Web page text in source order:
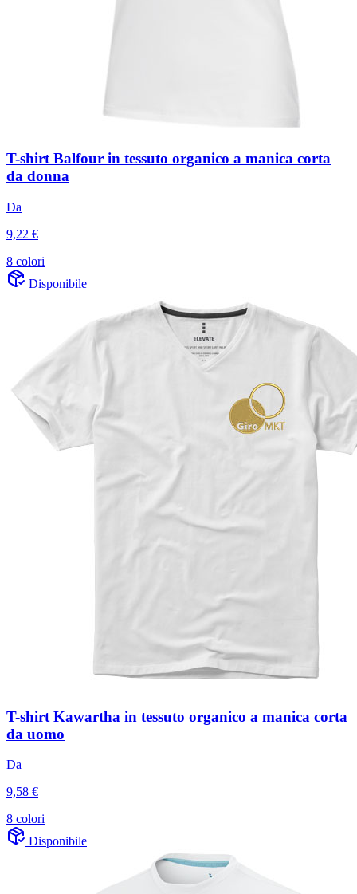
T-shirt Balfour in tessuto organico a manica corta
da donna
Da
9,22 €
8 colori
Disponibile
T-shirt Kawartha in tessuto organico a manica corta
da uomo
Da
9,58 €
8 colori
Disponibile